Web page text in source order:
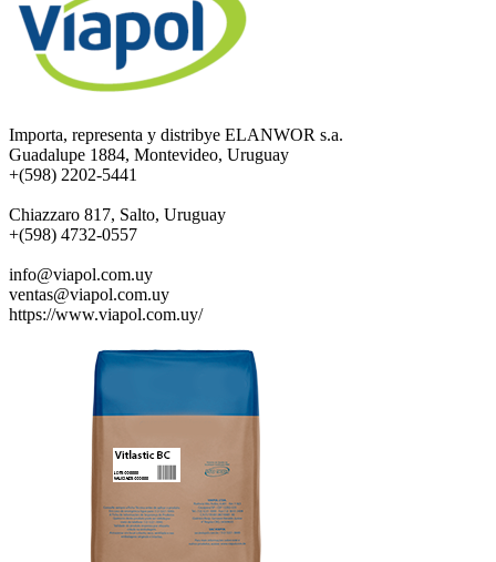
Importa, representa y distribye ELANWOR s.a.
Guadalupe 1884, Montevideo, Uruguay
+(598) 2202-5441
Chiazzaro 817, Salto, Uruguay
+(598) 4732-0557
info@viapol.com.uy
ventas@viapol.com.uy
https://www.viapol.com.uy/